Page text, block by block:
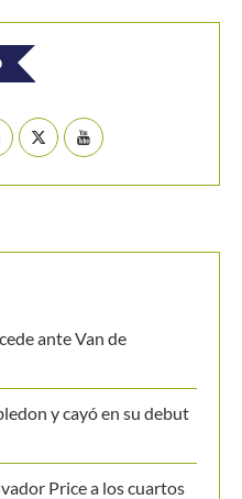
ante Van de
y cayó en su debut